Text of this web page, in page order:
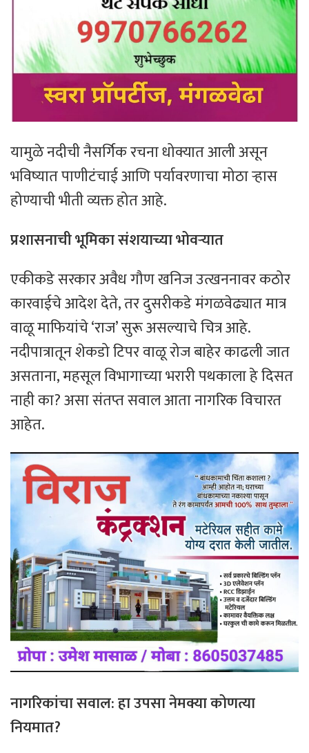
यामुळे नदीची नैसर्गिक रचना धोक्यात आली असून
भविष्यात पाणीटंचाई आणि पर्यावरणाचा मोठा ऱ्हास
होण्याची भीती व्यक्त होत आहे.
प्रशासनाची भूमिका संशयाच्या भोवऱ्यात
​एकीकडे सरकार अवैध गौण खनिज उत्खननावर कठोर
कारवाईचे आदेश देते, तर दुसरीकडे मंगळवेढ्यात मात्र
वाळू माफियांचे ‘राज’ सुरू असल्याचे चित्र आहे.
नदीपात्रातून शेकडो टिपर वाळू रोज बाहेर काढली जात
असताना, महसूल विभागाच्या भरारी पथकाला हे दिसत
नाही का? असा संतप्त सवाल आता नागरिक विचारत
आहेत.
नागरिकांचा सवाल: हा उपसा नेमक्या कोणत्या
नियमात?